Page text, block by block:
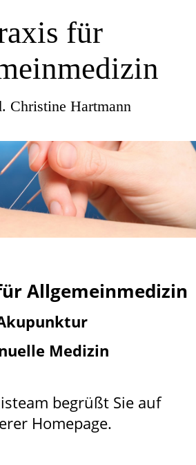
für
Christine Hartmann
Allgemeinmedizin
Medizin
begrüßt Sie auf
Homepage.